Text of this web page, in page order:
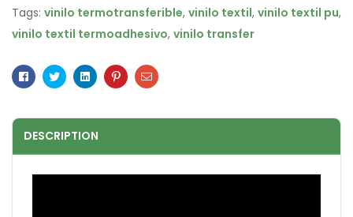
Tags: vinilo termotransferible, vinilo textil, vinilo textil pu,
vinilo textil termoadhesivo, vinilo transfer
Facebook
TwitterLinkedinPinterestEmail
DESCRIPTION